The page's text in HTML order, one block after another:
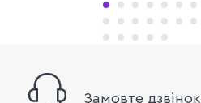
Замовте дзвінок